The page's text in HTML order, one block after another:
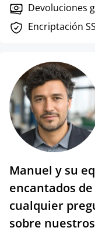
Devoluciones
Encriptación
Manuel y su
encantados
cualquier
sobre